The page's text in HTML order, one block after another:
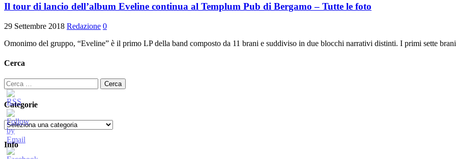
Il tour di lancio dell’album Eveline continua al Templum Pub di Bergamo – Tutte le foto
29 Settembre 2018 Redazione 0
Omonimo del gruppo, “Eveline” è il primo LP della band composto da 11 brani e suddiviso in due blocchi narrativi distinti. I primi sette brani
Cerca
Ricerca
per:
Categorie
Categorie
Info